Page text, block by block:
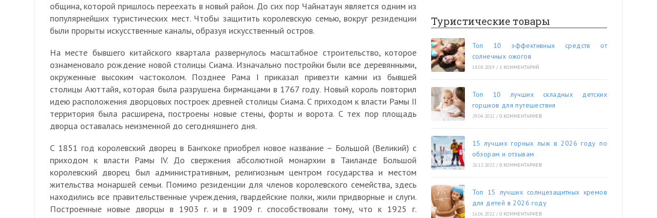
община, которой пришлось переехать в новый район. До сих пор Чайнатаун является одним из
популярнейших туристических мест. Чтобы защитить королевскую семью, вокруг резиденции
были прорыты искусственные каналы, образуя искусственный остров.
На месте бывшего китайского квартала развернулось масштабное строительство, которое
ознаменовало рождение новой столицы Сиама. Изначально постройки были все деревянными,
окруженные высоким частоколом. Позднее Рама I приказал привезти камни из бывшей
столицы Аюттайя, которая была разрушена бирманцами в 1767 году. Новый король повторил
идею расположения дворцовых построек древней столицы Сиама. С приходом к власти Рамы II
территория была расширена, построены новые стены, форты и ворота. С тех пор площадь
дворца оставалась неизменной до сегодняшнего дня.
С 1851 год королевский дворец в Бангкоке приобрел новое название – Большой (Великий) с
приходом к власти Рамы IV. До свержения абсолютной монархии в Таиланде Большой
королевский дворец был административным, религиозным центром государства и местом
жительства монаршей семьи. Помимо резиденции для членов королевского семейства, здесь
находились все правительственные учреждения, гвардейские полки, жили придворные и слуги.
Построенные новые дворцы в 1903 г. и в 1909 г. способствовали тому, что к 1925 г.
Туристические товары
Топ 10 эффективных средств от
солнечных ожогов
18.08.2019 / 1 КОММЕНТАРИЙ
Топ 10 лучших складных детских
горшков для путешествия
29.04.2022 / 0 КОММЕНТАРИЕВ
15 лучших горных лыж в 2026 году по
обзорам и отзывам
26.12.2022 / 0 КОММЕНТАРИЕВ
Топ 15 лучших солнцезащитных кремов
для детей в 2026 году
16.06.2022 / 0 КОММЕНТАРИЕВ